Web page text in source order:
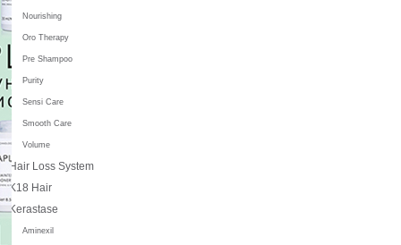
Nourishing
Oro Therapy
Pre Shampoo
Purity
Sensi Care
Smooth Care
Volume
Hair Loss System
K18 Hair
Kerastase
Aminexil